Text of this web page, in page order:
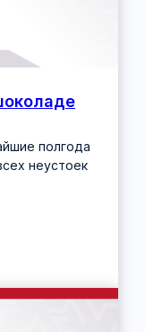
полгода
неустоек